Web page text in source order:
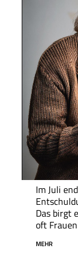
Im Juli
Das birgt
oft
MEHR